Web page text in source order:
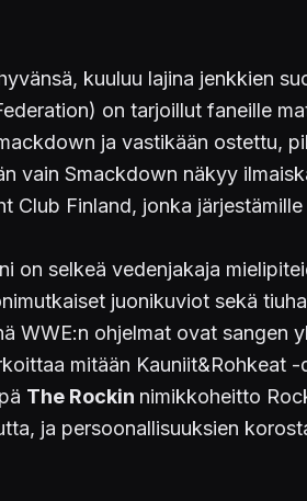
kuuluu lajina jenkkien
on tarjoillut faneille
ja vastikään ostettu,
vain Smackdown näkyy
Club Finland, jonka
on selkeä vedenjakaja
juonikuviot sekä
WWE:n ohjelmat ovat
mitään Kauniit&Rohkeat
The Rockin nimikkoheitto
ja persoonallisuuksien